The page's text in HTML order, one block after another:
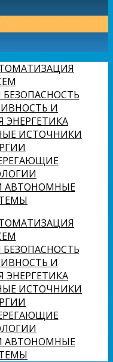
И
ЭНЕРГЕТИКА
ИСТОЧНИКИ
АВТОНОМНЫЕ
И
ЭНЕРГЕТИКА
ИСТОЧНИКИ
АВТОНОМНЫЕ